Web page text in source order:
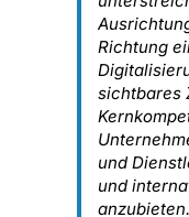
Richtung
sichtbares
und
und